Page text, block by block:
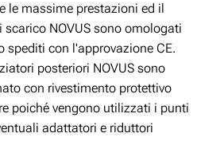
le massime prestazioni ed il
NOVUS sono omologati
spediti con l'approvazione CE.
posteriori NOVUS sono
con rivestimento protettivo
poiché vengono utilizzati i punti
adattatori e riduttori